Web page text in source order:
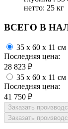
нетто: 25 кг
ВСЕГО В
35 x 60 x 11 см
Последняя цена:
28 823 ₽
35 x 60 x 11 см
Последняя цена:
41 750 ₽